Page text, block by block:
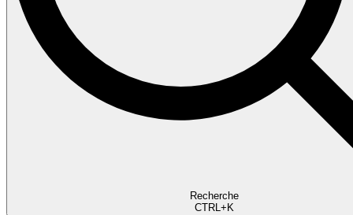
Recherche
CTRL+K